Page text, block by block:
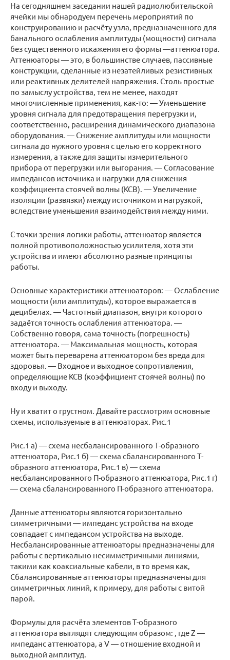
На сегодняшнем заседании нашей радиолюбительской
ячейки мы обнародуем перечень мероприятий по
конструированию и расчёту узла, предназначенного для
банального ослабления амплитуды (мощности) сигнала
без существенного искажения его формы —аттенюатора.
Аттенюаторы — это, в большинстве случаев, пассивные
конструкции, сделанные из незатейливых резистивных
или реактивных делителей напряжения. Столь простые
по замыслу устройства, тем не менее, находят
многочисленные применения, как-то: — Уменьшение
уровня сигнала для предотвращения перегрузки и,
соответственно, расширения динамического диапазона
оборудования. — Снижение амплитуды или мощности
сигнала до нужного уровня с целью его корректного
измерения, а также для защиты измерительного
прибора от перегрузки или выгорания. — Согласование
импедансов источника и нагрузки для снижения
коэффициента стоячей волны (КСВ). — Увеличение
изоляции (развязки) между источником и нагрузкой,
вследствие уменьшения взаимодействия между ними.
С точки зрения логики работы, аттенюатор является
полной противоположностью усилителя, хотя эти
устройства и имеют абсолютно разные принципы
работы.
Основные характеристики аттенюаторов: — Ослабление
мощности (или амплитуды), которое выражается в
децибелах. — Частотный диапазон, внутри которого
задаётся точность ослабления аттенюатора. —
Собственно говоря, сама точность (погрешность)
аттенюатора. — Максимальная мощность, которая
может быть переварена аттенюатором без вреда для
здоровья. — Входное и выходное сопротивления,
определяющие КСВ (коэффициент стоячей волны) по
входу и выходу.
Ну и хватит о грустном. Давайте рассмотрим основные
схемы, используемые в аттенюаторах. Рис.1
Рис.1 а) — схема несбалансированного Т-образного
аттенюатора, Рис.1 б) — схема сбалансированного Т-
образного аттенюатора, Рис.1 в) — схема
несбалансированного П-образного аттенюатора, Рис.1 г)
— схема сбалансированного П-образного аттенюатора.
Данные аттенюаторы являются горизонтально
симметричными — импеданс устройства на входе
совпадает с импедансом устройства на выходе.
Несбалансированные аттенюаторы предназначены для
работы с вертикально несимметричными линиями,
такими как коаксиальные кабели, в то время как,
Сбалансированные аттенюаторы предназначены для
симметричных линий, к примеру, для работы с витой
парой.
Формулы для расчёта элементов Т-образного
аттенюатора выглядят следующим образом: , где Z —
импеданс аттенюатора, а V — отношение входной и
выходной амплитуд.